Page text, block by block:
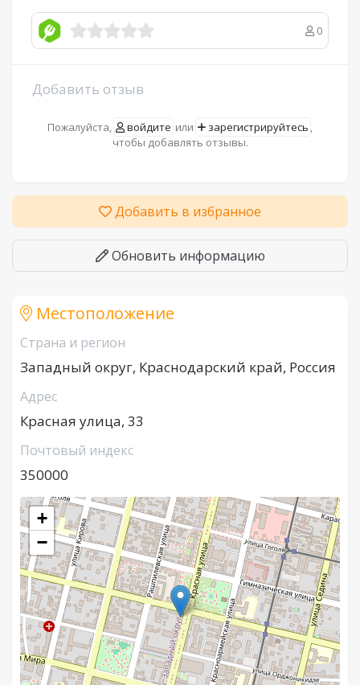
0
Добавить отзыв
Пожалуйста, войдите или зарегистрируйтесь ,
чтобы добавлять отзывы.
Добавить в избранное
Обновить информацию
Местоположение
Страна и регион
Западный округ, Краснодарский край, Россия
Адрес
Красная улица, 33
Почтовый индекс
350000
+
−